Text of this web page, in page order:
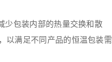
包装内部的热量交换和散
以满足不同产品的恒温包装需